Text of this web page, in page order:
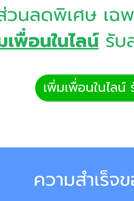
วนลดพิเศษ เฉ
เพื่อนในไลน์รับ
เพิ่มเพื่อนในไล
ความสำเร็จ